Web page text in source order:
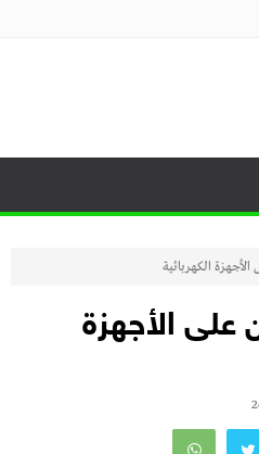
هوم
الكهربائية
الأجهزة